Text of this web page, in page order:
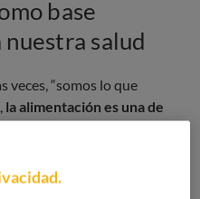
base
salud
veces, “somos lo que
la alimentación es una de
sanos
. Además de también